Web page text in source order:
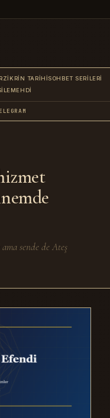
ZIKRIN TARIHISOHBET SERILERI
MEHDI
sende de Ateş